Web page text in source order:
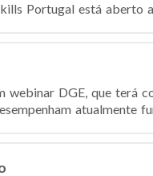
Portugal está aberto a
DGE, que terá
atualmente